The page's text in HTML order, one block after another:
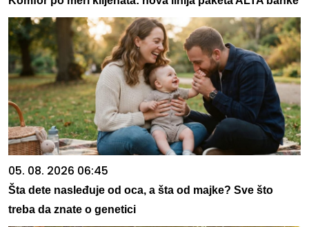
05. 08. 2026 06:45
Šta dete nasleđuje od oca, a šta od majke? Sve što
treba da znate o genetici